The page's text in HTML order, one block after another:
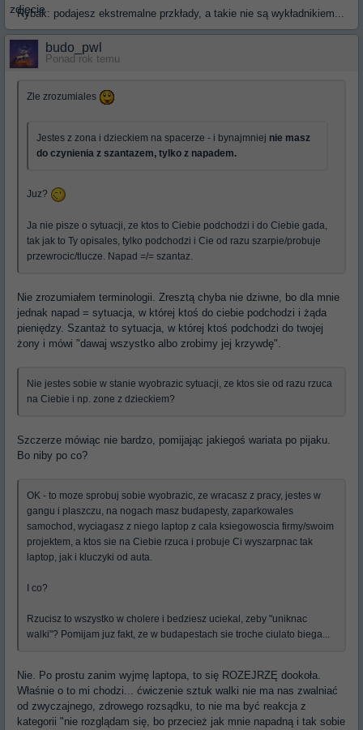
Rybak: podajesz ekstremalne przkłady, a takie nie są wykładnikiem...
budo_pwl
Ponad rok temu
Zle zrozumiales
Jestes z zona i dzieckiem na spacerze - i bynajmniej nie masz
do czynienia z szantazem, tylko z napadem.
Juz?
Ja nie pisze o sytuacji, ze ktos to Ciebie podchodzi i do Ciebie gada,
tak jak to Ty opisales, tylko podchodzi i Cie od razu szarpie/probuje
przewrocic/tlucze. Napad =/= szantaz.
Nie zrozumiałem terminologii. Zresztą chyba nie dziwne, bo dla mnie
jednak napad = sytuacja, w której ktoś do ciebie podchodzi i żąda
pieniędzy. Szantaż to sytuacja, w której ktoś podchodzi do twojej
żony i mówi "dawaj wszystko albo zrobimy jej krzywdę".
Nie jestes sobie w stanie wyobrazic sytuacji, ze ktos sie od razu rzuca
na Ciebie i np. zone z dzieckiem?
Szczerze mówiąc nie bardzo, pomijając jakiegoś wariata po pijaku.
Bo niby po co?
OK - to moze sprobuj sobie wyobrazic, ze wracasz z pracy, jestes w
gangu i plaszczu, na nogach masz budapesty, zaparkowales
samochod, wyciagasz z niego laptop z cala ksiegowoscia firmy/swoim
projektem, a ktos sie na Ciebie rzuca i probuje Ci wyszarpnac tak
laptop, jak i kluczyki od auta.
I co?
Rzucisz to wszystko w cholere i bedziesz uciekal, zeby "uniknac
walki"? Pomijam juz fakt, ze w budapestach sie troche ciulato biega...
Nie. Po prostu zanim wyjmę laptopa, to się ROZEJRZĘ dookoła.
Właśnie o to mi chodzi... ćwiczenie sztuk walki nie ma nas zwalniać
od zwyczajnego, zdrowego rozsądku, to nie ma być reakcja z
kategorii "nie rozglądam się, bo przecież jak mnie napadną i tak sobie